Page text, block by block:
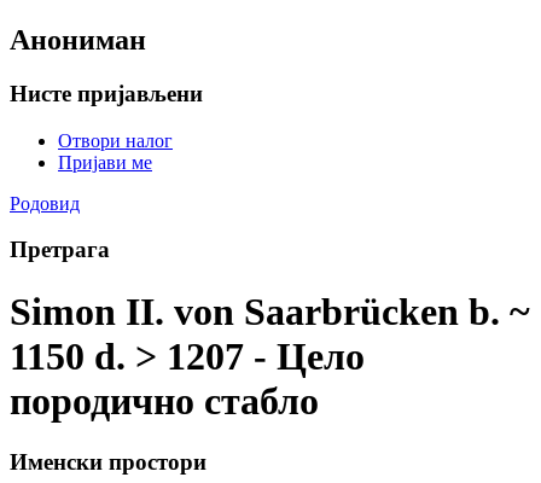
Анониман
Нисте пријављени
Отвори налог
Пријави ме
Родовид
Претрага
Simon II. von Saarbrücken b. ~
1150 d. > 1207 - Цело
породично стабло
Именски простори